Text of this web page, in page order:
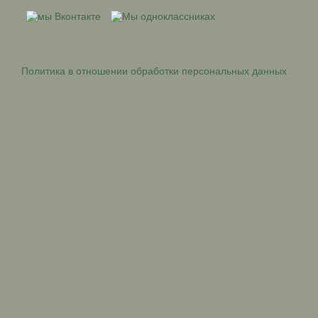
Политика в отношении обработки персональных данных